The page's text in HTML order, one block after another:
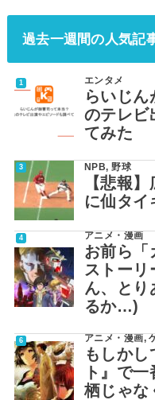
過去一週間の人気記
エンタメ
らいじ
のテレビ
てみた
NPB,野球
【悲報
に仙タイ
アニメ・漫画
お前ら「
ストーリ
ん、とり
るか…)
アニメ・漫画,
もしかし
ト』で
栖じゃな